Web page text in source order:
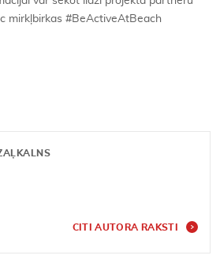
mirkļbirkas #BeActiveAtBeach
CITI AUTORA RAKSTI